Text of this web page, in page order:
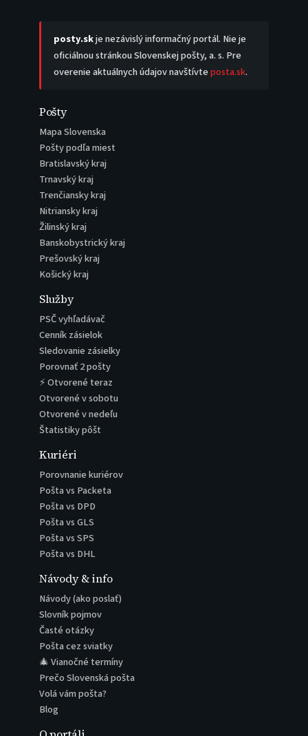
posty.skje nezávislý informačný portál. Nie je
oficiálnou stránkou Slovenskej pošty, a. s. Pre
overenie aktuálnych údajov navštívteposta.sk.
Pošty
Mapa Slovenska
Pošty podľa miest
Bratislavský kraj
Trnavský kraj
Trenčiansky kraj
Nitriansky kraj
Žilinský kraj
Banskobystrický kraj
Prešovský kraj
Košický kraj
Služby
PSČ vyhľadávač
Cenník zásielok
Sledovanie zásielky
Porovnať 2 pošty
⚡ Otvorené teraz
Otvorené v sobotu
Otvorené v nedeľu
Štatistiky pôšt
Kuriéri
Porovnanie kuriérov
Pošta vs Packeta
Pošta vs DPD
Pošta vs GLS
Pošta vs SPS
Pošta vs DHL
Návody & info
Návody (ako poslať)
Slovník pojmov
Časté otázky
Pošta cez sviatky
🎄 Vianočné termíny
Prečo Slovenská pošta
Volá vám pošta?
Blog